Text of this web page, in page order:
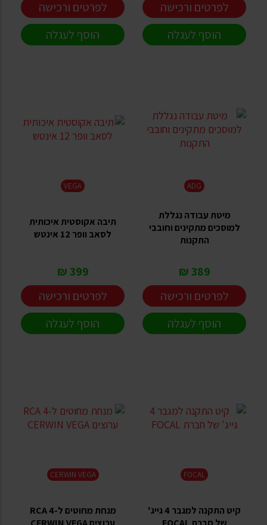
לפרטים ורכישה
הוסף לעגלה
לפרטים ורכישה
הוסף לעגלה
ADG
מיטת עבודה נגללת
למוסכים מתקינים וחובבי
התקנות
389 ₪
לפרטים ורכישה
הוסף לעגלה
VEGA
תיבה אקוסטית איכותית
לסאב וופר 12 אינטש
399 ₪
לפרטים ורכישה
הוסף לעגלה
FOCAL
קיט התקנה למגבר 4 גייג'
CERWIN VEGA
מנחת מחוטים ל-RCA 4